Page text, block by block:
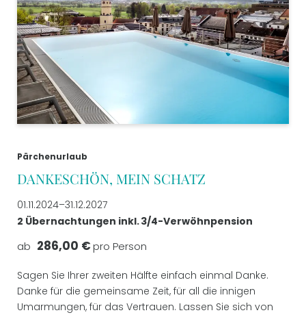
ZIMMER UND PREISE
WELLNESSANGEBOTE
ENTSPANNT
AKTIV
BILDERGALERIE
GUTSCHEINE
Pärchenurlaub
DANKESCHÖN, MEIN SCHATZ
01.11.2024–31.12.2027
2 Übernachtungen inkl.3/4-Verwöhnpension
ab 286,00 €pro Person
Sagen Sie Ihrer zweiten Hälfte einfach einmal Danke.
Danke für die gemeinsame Zeit, für all die innigen
Umarmungen, für das Vertrauen. Lassen Sie sich von